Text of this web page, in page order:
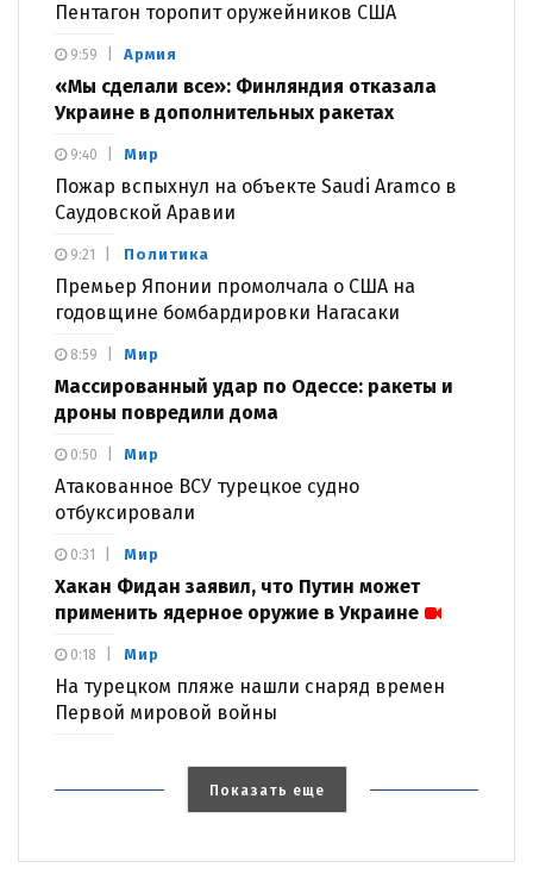
Пентагон торопит оружейников США
Армия
«Мы сделали все»: Финляндия отказала
Украине в дополнительных ракетах
9:59
Мир
Пожар вспыхнул на объекте Saudi Aramco в
Саудовской Аравии
9:40
Политика
Премьер Японии промолчала о США на
годовщине бомбардировки Нагасаки
9:21
Мир
Массированный удар по Одессе: ракеты и
дроны повредили дома
8:59
Мир
Атакованное ВСУ турецкое судно
отбуксировали
0:50
Мир
Хакан Фидан заявил, что Путин может
применить ядерное оружие в Украине
0:31
Мир
На турецком пляже нашли снаряд времен
Первой мировой войны
0:18
Показать еще